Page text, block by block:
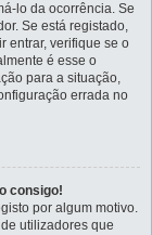
lo da ocorrência. Se
Se está registado,
entrar, verifique se o
é esse o
para a situação,
errada no
consigo!
por algum motivo.
utilizadores que